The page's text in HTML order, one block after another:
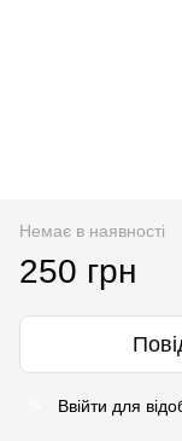
Немає в наявності
250 грн
Ввійти для